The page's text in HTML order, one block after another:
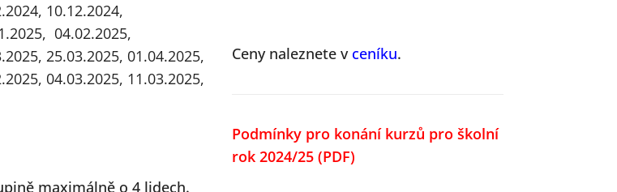
10.12.2024,
04.02.2025,
25.03.2025, 01.04.2025,
04.03.2025, 11.03.2025,
maximálně o 4 lidech.
Ceny naleznete v ceníku.
Podmínky pro konání kurzů pro školní
rok 2024/25 (PDF)